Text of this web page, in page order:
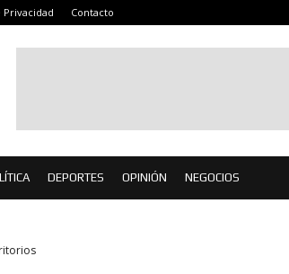
Privacidad Contacto
DEPORTES OPINIÓN NEGOCIOS